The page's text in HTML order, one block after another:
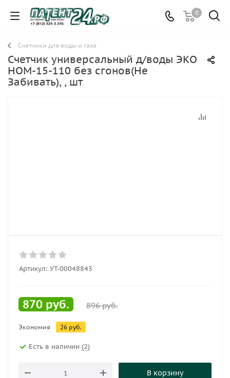
0
Счетчики для воды и газа
Счетчик универсальный д/воды ЭКО
НОМ-15-110 без сгонов(Не
Забивать), , шт
Артикул: УТ-00048843
870 руб. 896руб.
Экономия 26 руб.
Есть в наличии (2)
В корзину